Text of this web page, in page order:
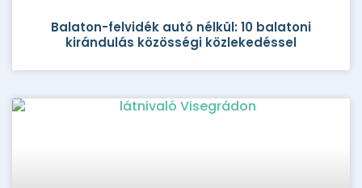
Balaton-felvidék autó nélkül: 10 balatoni
kirándulás közösségi közlekedéssel